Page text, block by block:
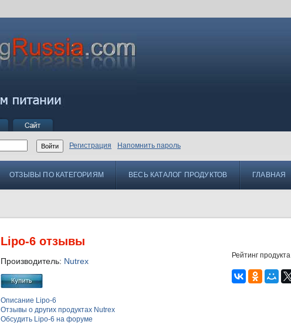
Регистрация Напомнить пароль
ОТЗЫВЫ ПО КАТЕГОРИЯМ ВЕСЬ КАТАЛОГ ПРОДУКТОВ ГЛАВНАЯ
Рейтинг продукта
Lipo-6 отзывы
Производитель: Nutrex
Описание Lipo-6
Отзывы о других продуктах Nutrex
Обсудить Lipo-6 на форуме